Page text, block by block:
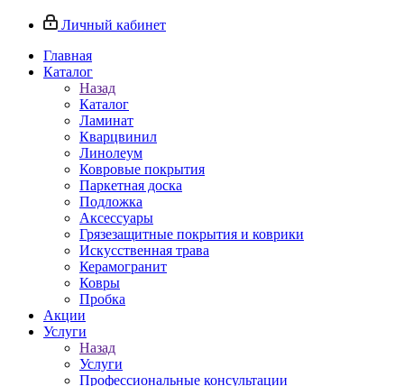
Личный кабинет
Главная
Каталог
Назад
Каталог
Ламинат
Кварцвинил
Линолеум
Ковровые покрытия
Паркетная доска
Подложка
Аксессуары
Грязезащитные покрытия и коврики
Искусственная трава
Керамогранит
Ковры
Пробка
Акции
Услуги
Назад
Услуги
Профессиональные консультации